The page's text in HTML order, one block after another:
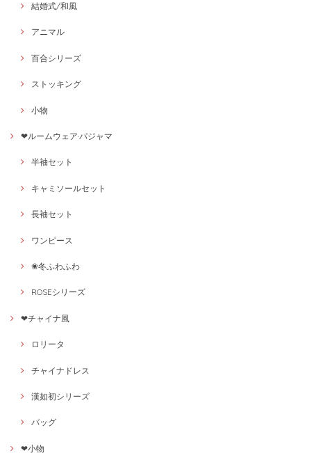
結婚式/和風
アニマル
百合シリーズ
ストッキング
小物
❤ルームウェア·パジャマ
半袖セット
キャミソールセット
長袖セット
ワンピース
❀冬ふわふわ
ROSEシリーズ
❤チャイナ風
ロリータ
チャイナドレス
漢如初シリーズ
バッグ
❤小物